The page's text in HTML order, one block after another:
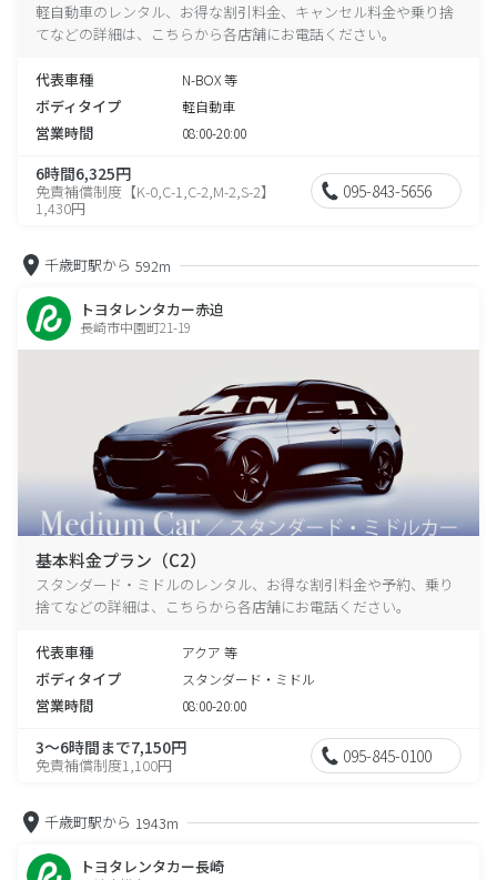
軽自動車のレンタル、お得な割引料金、キャンセル料金や乗り捨
てなどの詳細は、こちらから各店舗にお電話ください。
代表車種 N-BOX 等
ボディタイプ 軽自動車
営業時間 08:00-20:00
6時間6,325円
免責補償制度【K-0,C-1,C-2,M-2,S-2】
1,430円
095-843-5656
千歳町駅から 592m
トヨタレンタカー赤迫
長崎市中園町21-19
基本料金プラン（C2）
スタンダード・ミドルのレンタル、お得な割引料金や予約、乗り
捨てなどの詳細は、こちらから各店舗にお電話ください。
代表車種 アクア 等
ボディタイプ スタンダード・ミドル
営業時間 08:00-20:00
3～6時間まで7,150円
免責補償制度1,100円 095-845-0100
千歳町駅から 1943m
トヨタレンタカー長崎